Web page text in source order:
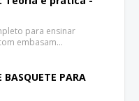
para ensinar
embasam…
BASQUETE PARA